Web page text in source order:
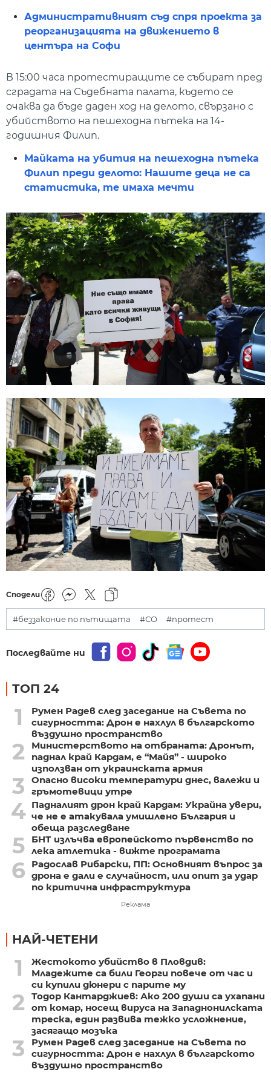
Административният съд спря проекта за
реорганизацията на движението в
центъра на Софи
В 15:00 часа протестиращите се събират пред
сградата на Съдебната палата, където се
очаква да бъде даден ход на делото, свързано с
убийството на пешеходна пътека на 14-
годишния Филип.
Майката на убития на пешеходна пътека
Филип преди делото: Нашите деца не са
статистика, те имаха мечти
Сподели
#беззаконие по пътищата #СО #протест
Последвайте ни
ТОП 24
1
Румен Радев след заседание на Съвета по
сигурността: Дрон е нахлул в българското
въздушно пространство
2
Министерството на отбраната: Дронът,
паднал край Кардам, е “Майя” - широко
използван от украинската армия
3
Опасно високи температури днес, валежи и
гръмотевици утре
4 Падналият дрон край Кардам: Украйна увери,
че не е атакувала умишлено България и
обеща разследване
5
БНТ излъчва европейското първенство по
лека атлетика - вижте програмата
6
Радослав Рибарски, ПП: Основният въпрос за
дрона е дали е случайност, или опит за удар
по критична инфраструктура
Реклама
НАЙ-ЧЕТЕНИ
1
Жестокото убийство в Пловдив:
Младежите са били Георги повече от час и
си купили дюнери с парите му
2
Тодор Кантарджиев: Ако 200 души са ухапани
от комар, носещ вируса на Западнонилската
треска, един развива тежко усложнение,
засягащо мозъка
3
Румен Радев след заседание на Съвета по
сигурността: Дрон е нахлул в българското
въздушно пространство